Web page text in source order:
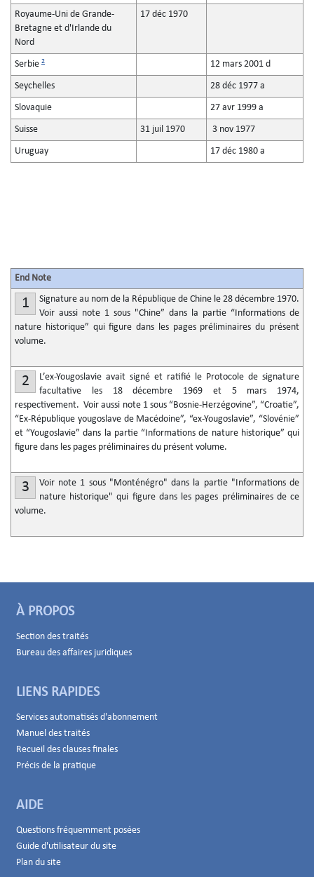
Royaume-Uni de Grande-
Bretagne et d'Irlande du
Nord
17 déc 1970
Serbie 2 12 mars 2001 d
Seychelles 28 déc 1977 a
Slovaquie 27 avr 1999 a
Suisse 31 juil 1970 3 nov 1977
Uruguay 17 déc 1980 a
End Note
1
Signature au nom de la République de Chine le 28 décembre 1970.
Voir aussi note 1 sous "Chine” dans la partie “Informations de
nature historique” qui figure dans les pages préliminaires du présent
volume.
2
L’ex-Yougoslavie avait signé et ratifié le Protocole de signature
facultative les 18 décembre 1969 et 5 mars 1974,
respectivement. Voir aussi note 1 sous “Bosnie-Herzégovine”, “Croatie”,
“Ex-République yougoslave de Macédoine”, “ex-Yougoslavie”, “Slovénie”
et “Yougoslavie” dans la partie “Informations de nature historique” qui
figure dans les pages préliminaires du présent volume.
3
Voir note 1 sous "Monténégro" dans la partie "Informations de
nature historique" qui figure dans les pages préliminaires de ce
volume.
À PROPOS
Section des traités
Bureau des affaires juridiques
LIENS RAPIDES
Services automatisés d'abonnement
Manuel des traités
Recueil des clauses finales
Précis de la pratique
AIDE
Questions fréquemment posées
Guide d'utilisateur du site
Plan du site